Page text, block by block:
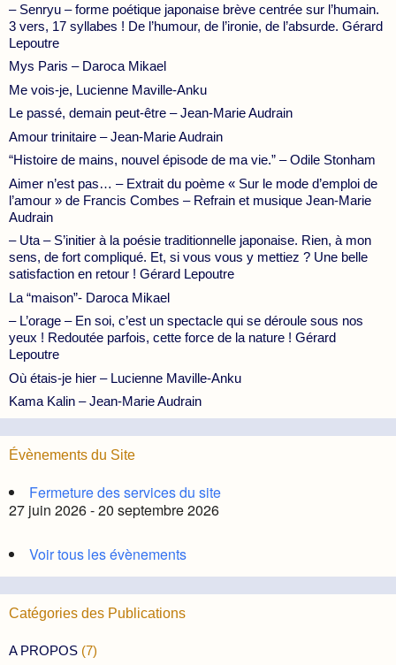
– Senryu – forme poétique japonaise brève centrée sur l’humain.
3 vers, 17 syllabes ! De l’humour, de l’ironie, de l’absurde. Gérard
Lepoutre
Mys Paris – Daroca Mikael
Me vois-je, Lucienne Maville-Anku
Le passé, demain peut-être – Jean-Marie Audrain
Amour trinitaire – Jean-Marie Audrain
“Histoire de mains, nouvel épisode de ma vie.” – Odile Stonham
Aimer n’est pas… – Extrait du poème « Sur le mode d’emploi de
l’amour » de Francis Combes – Refrain et musique Jean-Marie
Audrain
– Uta – S’initier à la poésie traditionnelle japonaise. Rien, à mon
sens, de fort compliqué. Et, si vous vous y mettiez ? Une belle
satisfaction en retour ! Gérard Lepoutre
La “maison”- Daroca Mikael
– L’orage – En soi, c’est un spectacle qui se déroule sous nos
yeux ! Redoutée parfois, cette force de la nature ! Gérard
Lepoutre
Où étais-je hier – Lucienne Maville-Anku
Kama Kalin – Jean-Marie Audrain
Évènements du Site
Fermeture des services du site
27 juin 2026 - 20 septembre 2026
Voir tous les évènements
Catégories des Publications
A PROPOS (7)